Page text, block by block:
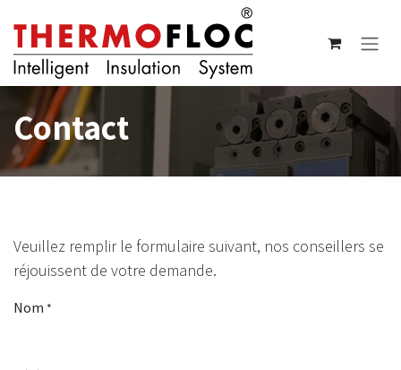
Contact
Veuillez remplir le formulaire suivant, nos conseillers se
réjouissent de votre demande.
Nom *